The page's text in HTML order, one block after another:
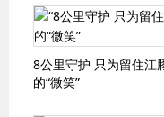
8公里守护 只为留住江
的“微笑”